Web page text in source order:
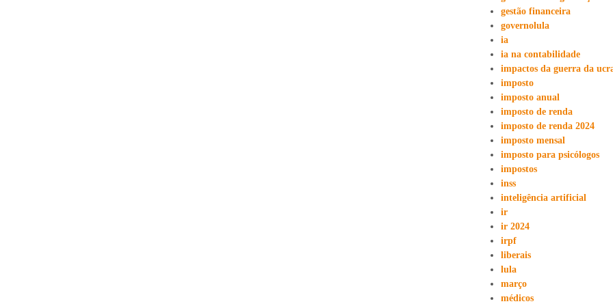
gestão financeira
governolula
ia
ia na contabilidade
impactos da guerra da
imposto
imposto anual
imposto de renda
imposto de renda 2024
imposto mensal
imposto para psicólogos
impostos
inss
inteligência artificial
ir
ir 2024
irpf
liberais
lula
março
médicos